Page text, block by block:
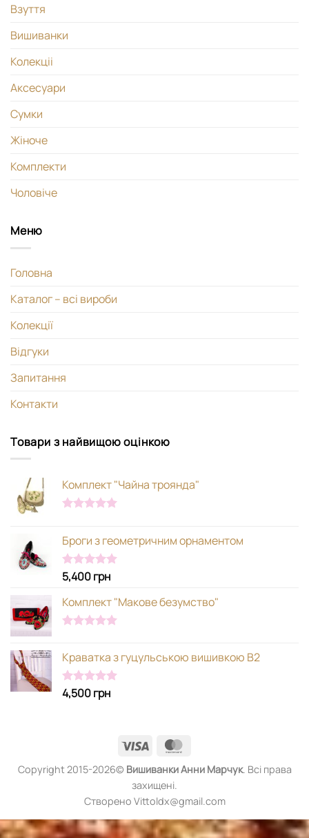
Взуття
Вишиванки
Колекціі
Аксесуари
Сумки
Жіноче
Комплекти
Чоловіче
Меню
Головна
Каталог – всі вироби
Колекції
Відгуки
Запитання
Контакти
Товари з найвищою оцінкою
Комплект "Чайна троянда"
Броги з геометричним орнаментом
Оцінено в
з 5
5,400грн
Комплект "Макове безумство"
Краватка з гуцульською вишивкою В2
Оцінено в
з 5
4,500грн
Visa
Copyright 2015-2026© ВишиванкиАнни Марчук. Всі права
захищені.
Створено Vittoldx@gmail.com